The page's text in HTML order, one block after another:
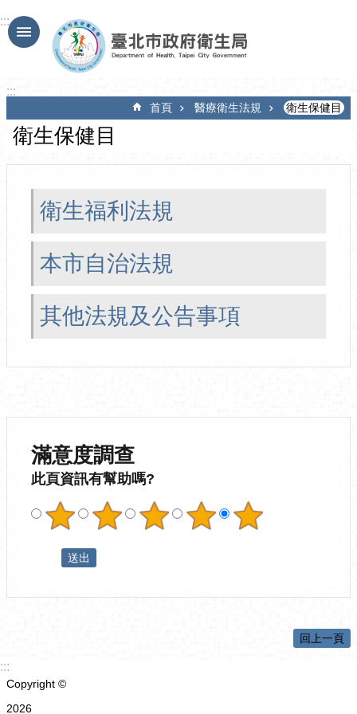
跳到主要內容區塊
:::
:::
首頁 醫療衛生法規 衛生保健目
衛生保健目
衛生福利法規
本市自治法規
其他法規及公告事項
滿意度調查
此頁資訊有幫助嗎?
回上一頁
:::
Copyright ©
2026